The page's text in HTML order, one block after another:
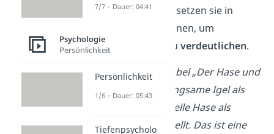
Fantasiefiguren und setzen sie in
menschliche Situationen, um
Verhaltensweisen
zu verdeutlichen.
→ Beispiel:In der Fabel „Der Hase und
der Igel“ wird der langsame Igel als
schlau und der schnelle Hase als
überheblich dargestellt. Das ist eine
7/7 – Dauer: 04:41
Psychologie
Persönlichkeit
Persönlichkeit
1/6 – Dauer: 05:43
Tiefenpsycholo